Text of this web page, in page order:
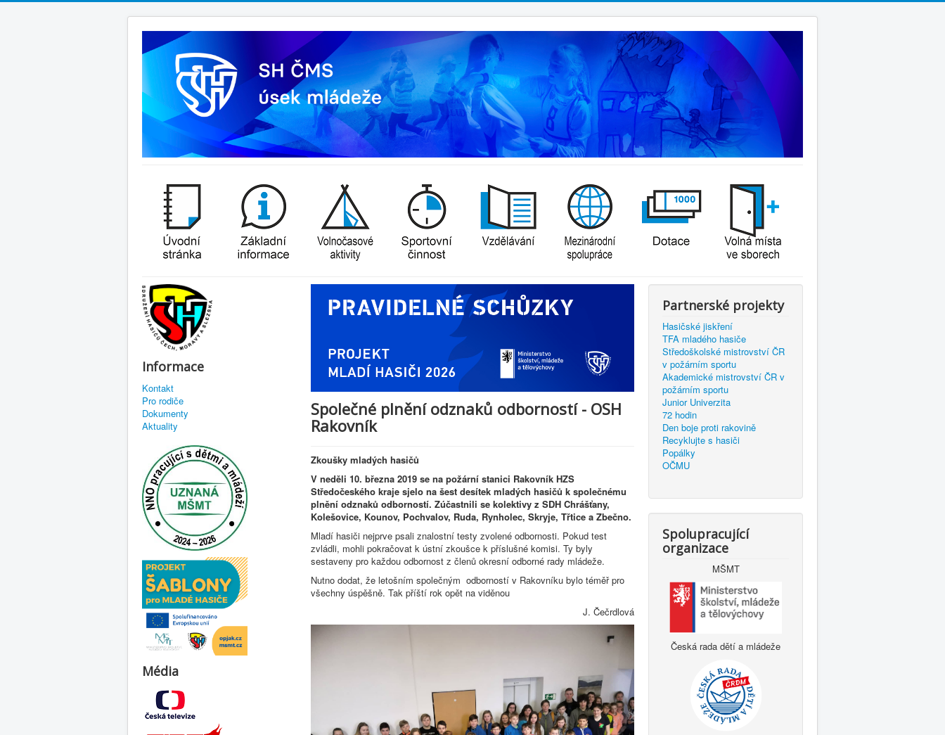
Informace
Kontakt
Pro rodiče
Dokumenty
Aktuality
Média
Společné plnění odznaků odborností - OSH
Rakovník
Zkoušky mladých hasičů
V neděli 10. března 2019 se na požární stanici Rakovník HZS
Středočeského kraje sjelo na šest desítek mladých hasičů k společnému
plnění odznaků odborností. Zúčastnili se kolektivy z SDH Chrášťany,
Kolešovice, Kounov, Pochvalov, Ruda, Rynholec, Skryje, Třtice a Zbečno.
Mladí hasiči nejprve psali znalostní testy zvolené odbornosti. Pokud test
zvládli, mohli pokračovat k ústní zkoušce k příslušné komisi. Ty byly
sestaveny pro každou odbornost z členů okresní odborné rady mládeže.
Nutno dodat, že letošním společným odborností v Rakovníku bylo téměř pro
všechny úspěšně. Tak příští rok opět na viděnou
J. Čečrdlová
Partnerské projekty
Hasičské jiskření
TFA mladého hasiče
Středoškolské mistrovství ČR
v požárním sportu
Akademické mistrovství ČR v
požárním sportu
Junior Univerzita
72 hodin
Den boje proti rakovině
Recyklujte s hasiči
Popálky
OČMU
Spolupracující
organizace
MŠMT
Česká rada dětí a mládeže